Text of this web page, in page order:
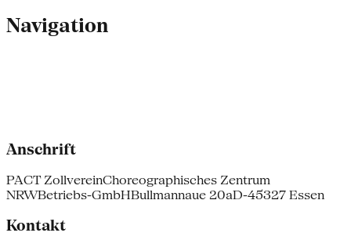
Navigation
Anschrift
PACT ZollvereinChoreographisches Zentrum
NRWBetriebs-GmbHBullmannaue 20aD-45327 Essen
Kontakt